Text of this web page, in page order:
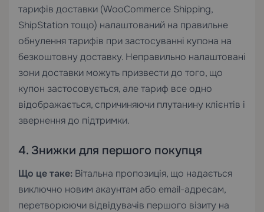
тарифів доставки (WooCommerce Shipping,
ShipStation тощо) налаштований на правильне
обнулення тарифів при застосуванні купона на
безкоштовну доставку. Неправильно налаштовані
зони доставки можуть призвести до того, що
купон застосовується, але тариф все одно
відображається, спричиняючи плутанину клієнтів і
звернення до підтримки.
4. Знижки для першого покупця
Що це таке: Вітальна пропозиція, що надається
виключно новим акаунтам або email-адресам,
перетворюючи відвідувачів першого візиту на